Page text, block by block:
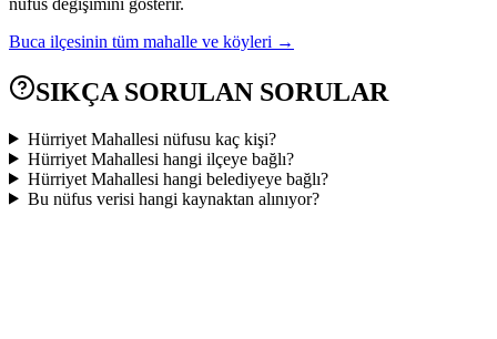
Buca ilçesinin tüm mahalle ve köyleri →
SIKÇA SORULAN SORULAR
Hürriyet Mahallesi nüfusu kaç kişi?
Hürriyet Mahallesi hangi ilçeye bağlı?
Hürriyet Mahallesi hangi belediyeye bağlı?
Bu nüfus verisi hangi kaynaktan alınıyor?